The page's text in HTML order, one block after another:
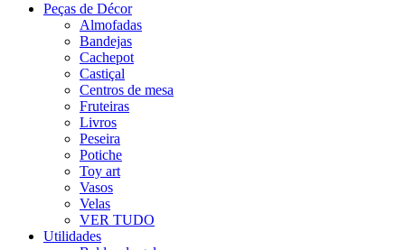
Peças de Décor
Almofadas
Bandejas
Cachepot
Castiçal
Centros de mesa
Fruteiras
Livros
Peseira
Potiche
Toy art
Vasos
Velas
VER TUDO
Utilidades